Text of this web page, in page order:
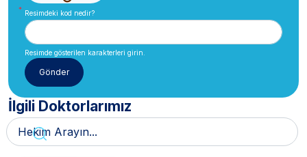
Resimdeki kod nedir?
Resimde gösterilen karakterleri girin.
İlgili Doktorlarımız